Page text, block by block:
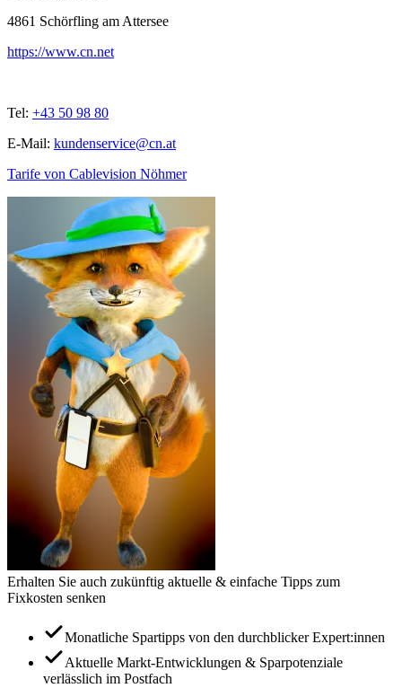
4861 Schörfling am Attersee
https://www.cn.net
Tel: +43 50 98 80
E-Mail: kundenservice@cn.at
Tarife von Cablevision Nöhmer
Erhalten Sie auch zukünftig aktuelle & einfache Tipps zum
Fixkosten senken
Monatliche Spartipps von den durchblicker Expert:innen
Aktuelle Markt-Entwicklungen & Sparpotenziale
verlässlich im Postfach